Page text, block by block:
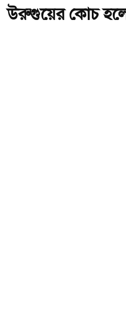
উরুগুয়ের কোচ